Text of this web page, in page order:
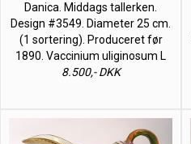
Danica. Middags tallerken.
Design #3549. Diameter 25 cm.
(1 sortering). Produceret før
1890. Vaccinium uliginosum L
8.500,- DKK